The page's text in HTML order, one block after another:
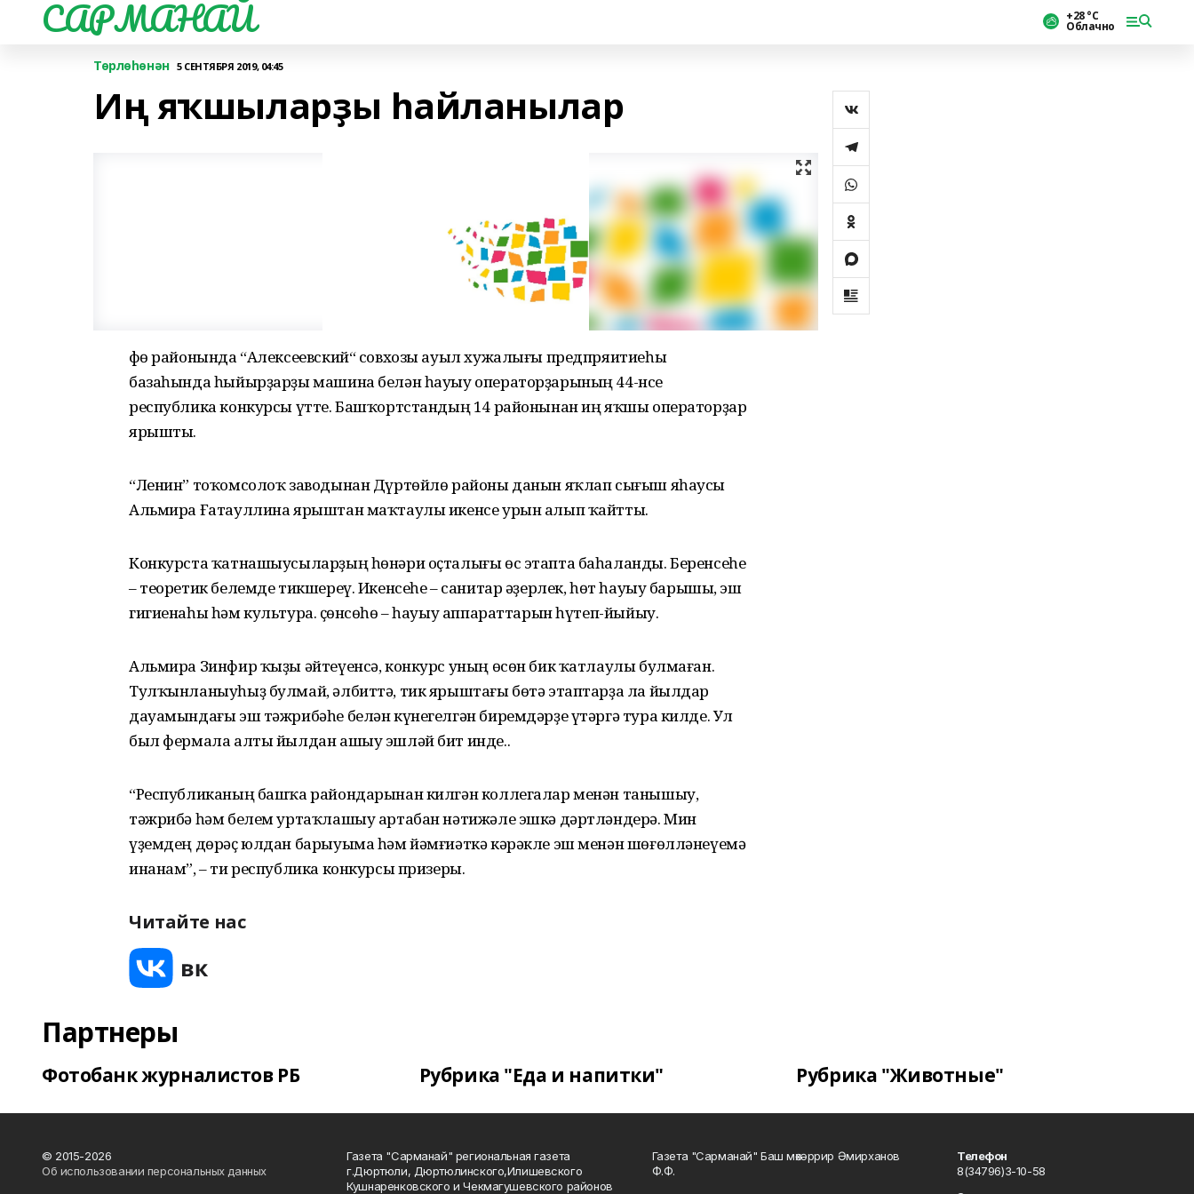
САРМАНАЙ +28 °С
Облачно
Төрлөһөнән 5 СЕНТЯБРЯ 2019, 04:45
Иң яҡшыларҙы һайланылар
Өфө районында “Алексеевский“ совхозы ауыл хужалығы предпряитиеһы
базаһында һыйырҙарҙы машина белән һауыу операторҙарының 44-нсе
республика конкурсы үтте. Башҡортстандың 14 районынан иң яҡшы операторҙар
ярышты.
“Ленин” тоҡомсолоҡ заводынан Дүртөйлө районы данын яҡлап сығыш яһаусы
Альмира Ғатауллина ярыштан маҡтаулы икенсе урын алып ҡайтты.
Конкурста ҡатнашыусыларҙың һөнәри оҫталығы өс этапта баһаланды. Беренсеһе
– теоретик белемде тикшереү. Икенсеһе – санитар әҙерлек, һөт һауыу барышы, эш
гигиенаһы һәм культура. Өҫөнсөһө – һауыу аппараттарын һүтеп-йыйыу.
Альмира Зинфир ҡыҙы әйтеүенсә, конкурс уның өсөн бик ҡатлаулы булмаған.
Тулҡынланыуһыҙ булмай, әлбиттә, тик ярыштағы бөтә этаптарҙа ла йылдар
дауамындағы эш тәжрибәһе белән күнегелгән биремдәрҙе үтәргә тура килде. Ул
был фермала алты йылдан ашыу эшләй бит инде..
“Республиканың башҡа райондарынан килгән коллегалар менән танышыу,
тәжрибә һәм белем уртаҡлашыу артабан нәтижәле эшкә дәртләндерә. Мин
үҙемдең дөрәҫ юлдан барыуыма һәм йәмғиәткә кәрәкле эш менән шөғөлләнеүемә
инанам”, – ти республика конкурсы призеры.
Читайте нас
Партнеры
Фотобанк журналистов РБ Рубрика "Еда и напитки" Рубрика "Животные"
© 2015-2026
Об использовании персональных данных
Газета "Сарманай" региональная газета
г.Дюртюли, Дюртюлинского,Илишевского
Кушнаренковского и Чекмагушевского районов
Газета "Сарманай" Баш мөхәррир Әмирханов
Ф.Ф.
Телефон
8(34796)3-10-58